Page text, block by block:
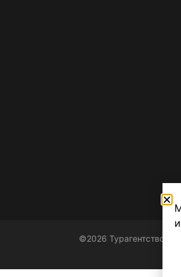
©2026 Турагентство